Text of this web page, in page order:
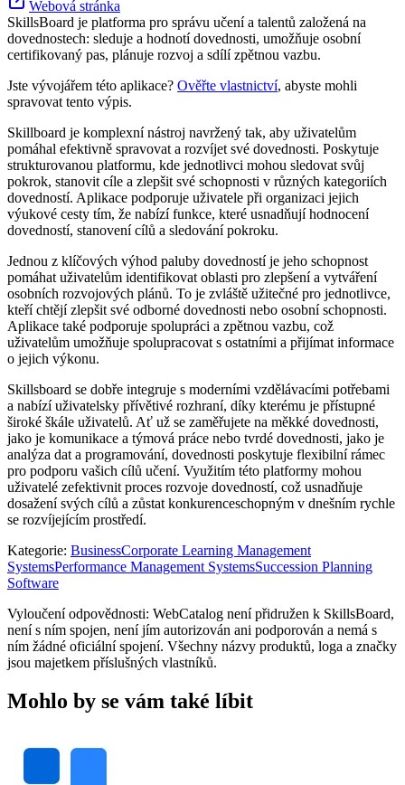
Webová stránka
SkillsBoard je platforma pro správu učení a talentů založená na
dovednostech: sleduje a hodnotí dovednosti, umožňuje osobní
certifikovaný pas, plánuje rozvoj a sdílí zpětnou vazbu.
Jste vývojářem této aplikace? Ověřte vlastnictví, abyste mohli
spravovat tento výpis.
Skillboard je komplexní nástroj navržený tak, aby uživatelům
pomáhal efektivně spravovat a rozvíjet své dovednosti. Poskytuje
strukturovanou platformu, kde jednotlivci mohou sledovat svůj
pokrok, stanovit cíle a zlepšit své schopnosti v různých kategoriích
dovedností. Aplikace podporuje uživatele při organizaci jejich
výukové cesty tím, že nabízí funkce, které usnadňují hodnocení
dovedností, stanovení cílů a sledování pokroku.
Jednou z klíčových výhod paluby dovedností je jeho schopnost
pomáhat uživatelům identifikovat oblasti pro zlepšení a vytváření
osobních rozvojových plánů. To je zvláště užitečné pro jednotlivce,
kteří chtějí zlepšit své odborné dovednosti nebo osobní schopnosti.
Aplikace také podporuje spolupráci a zpětnou vazbu, což
uživatelům umožňuje spolupracovat s ostatními a přijímat informace
o jejich výkonu.
Skillsboard se dobře integruje s moderními vzdělávacími potřebami
a nabízí uživatelsky přívětivé rozhraní, díky kterému je přístupné
široké škále uživatelů. Ať už se zaměřujete na měkké dovednosti,
jako je komunikace a týmová práce nebo tvrdé dovednosti, jako je
analýza dat a programování, dovednosti poskytuje flexibilní rámec
pro podporu vašich cílů učení. Využitím této platformy mohou
uživatelé zefektivnit proces rozvoje dovedností, což usnadňuje
dosažení svých cílů a zůstat konkurenceschopným v dnešním rychle
se rozvíjejícím prostředí.
Kategorie: BusinessCorporate Learning Management
SystemsPerformance Management SystemsSuccession Planning
Software
Vyloučení odpovědnosti: WebCatalog není přidružen k SkillsBoard,
není s ním spojen, není jím autorizován ani podporován a nemá s
ním žádné oficiální spojení. Všechny názvy produktů, loga a značky
jsou majetkem příslušných vlastníků.
Mohlo by se vám také líbit